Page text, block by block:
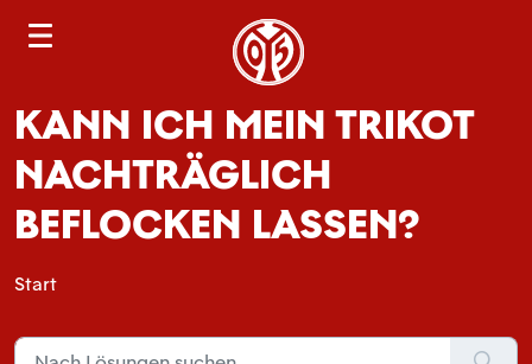
KANN ICH MEIN TRIKOT
NACHTRÄGLICH
BEFLOCKEN LASSEN?
Start